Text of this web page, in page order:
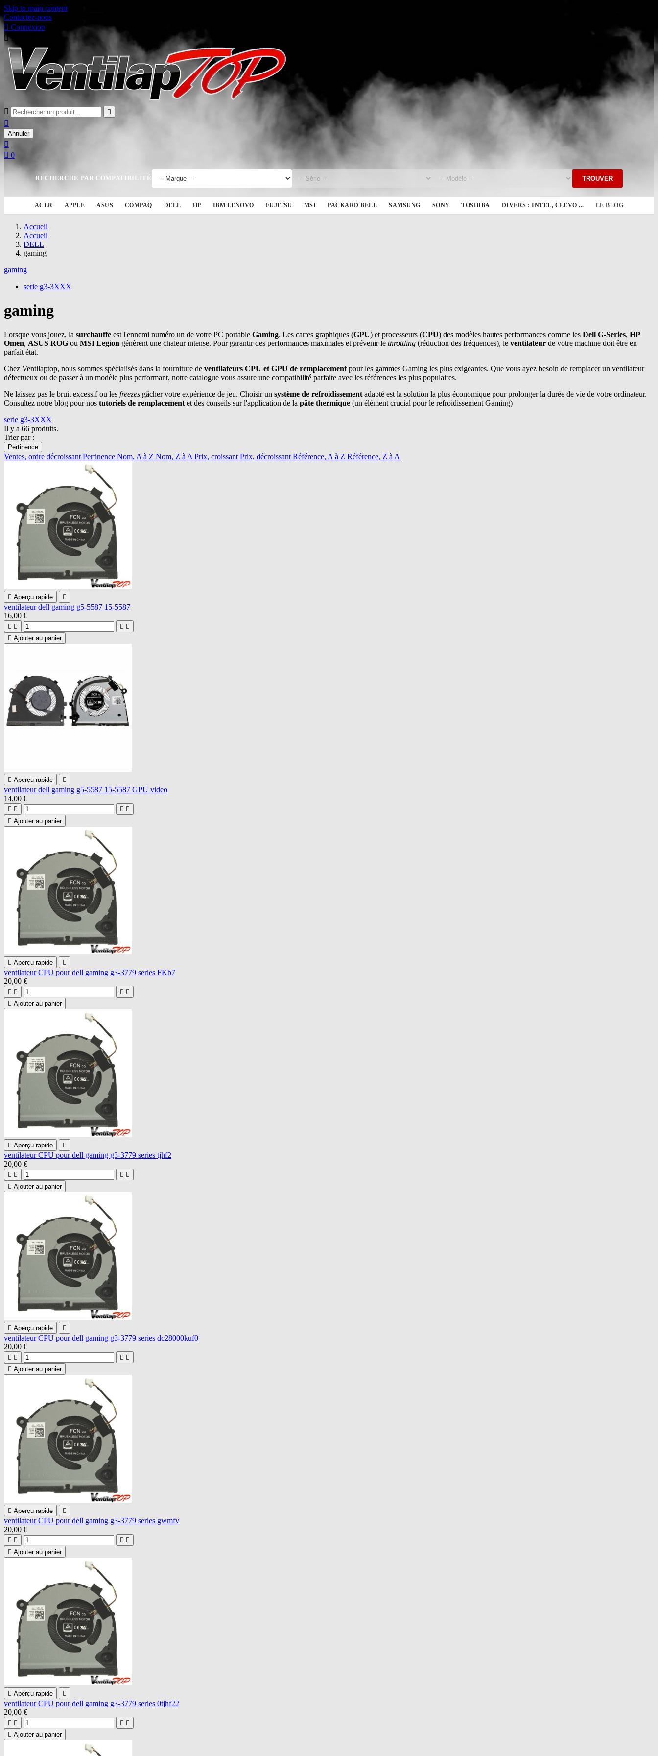
Skip to main content
Contactez-nous
 Connexion
 Panier
 

Annuler

 0
RECHERCHE PAR COMPATIBILITÉ TROUVER
ACER APPLE ASUS COMPAQ DELL HP IBM LENOVO FUJITSU MSI PACKARD BELL SAMSUNG SONY TOSHIBA DIVERS : INTEL, CLEVO ... LE BLOG
Accueil
Accueil
DELL
gaming
gaming
serie g3-3XXX
gaming
Lorsque vous jouez, la surchauffe est l'ennemi numéro un de votre PC portable Gaming. Les cartes graphiques (GPU) et processeurs (CPU) des modèles hautes performances comme les Dell G-Series, HP
Omen, ASUS ROG ou MSI Legion génèrent une chaleur intense. Pour garantir des performances maximales et prévenir le throttling (réduction des fréquences), le ventilateur de votre machine doit être en
parfait état.
Chez Ventilaptop, nous sommes spécialisés dans la fourniture de ventilateurs CPU et GPU de remplacement pour les gammes Gaming les plus exigeantes. Que vous ayez besoin de remplacer un ventilateur
défectueux ou de passer à un modèle plus performant, notre catalogue vous assure une compatibilité parfaite avec les références les plus populaires.
Ne laissez pas le bruit excessif ou les freezes gâcher votre expérience de jeu. Choisir un système de refroidissement adapté est la solution la plus économique pour prolonger la durée de vie de votre ordinateur.
Consultez notre blog pour nos tutoriels de remplacement et des conseils sur l'application de la pâte thermique (un élément crucial pour le refroidissement Gaming)
serie g3-3XXX
Il y a 66 produits.
Trier par :
Pertinence
Ventes, ordre décroissant Pertinence Nom, A à Z Nom, Z à A Prix, croissant Prix, décroissant Référence, A à Z Référence, Z à A
 Aperçu rapide 
ventilateur dell gaming g5-5587 15-5587
16,00 €
   
 Ajouter au panier
 Aperçu rapide 
ventilateur dell gaming g5-5587 15-5587 GPU video
14,00 €
   
 Ajouter au panier
 Aperçu rapide 
ventilateur CPU pour dell gaming g3-3779 series FKb7
20,00 €
   
 Ajouter au panier
 Aperçu rapide 
ventilateur CPU pour dell gaming g3-3779 series tjhf2
20,00 €
   
 Ajouter au panier
 Aperçu rapide 
ventilateur CPU pour dell gaming g3-3779 series dc28000kuf0
20,00 €
   
 Ajouter au panier
 Aperçu rapide 
ventilateur CPU pour dell gaming g3-3779 series gwmfv
20,00 €
   
 Ajouter au panier
 Aperçu rapide 
ventilateur CPU pour dell gaming g3-3779 series 0tjhf22
20,00 €
   
 Ajouter au panier